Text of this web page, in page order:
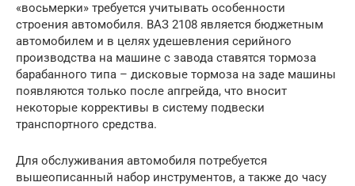
«восьмерки» требуется учитывать особенности
строения автомобиля. ВАЗ 2108 является бюджетным
автомобилем и в целях удешевления серийного
производства на машине с завода ставятся тормоза
барабанного типа – дисковые тормоза на заде машины
появляются только после апгрейда, что вносит
некоторые коррективы в систему подвески
транспортного средства.
Для обслуживания автомобиля потребуется
вышеописанный набор инструментов, а также до часу